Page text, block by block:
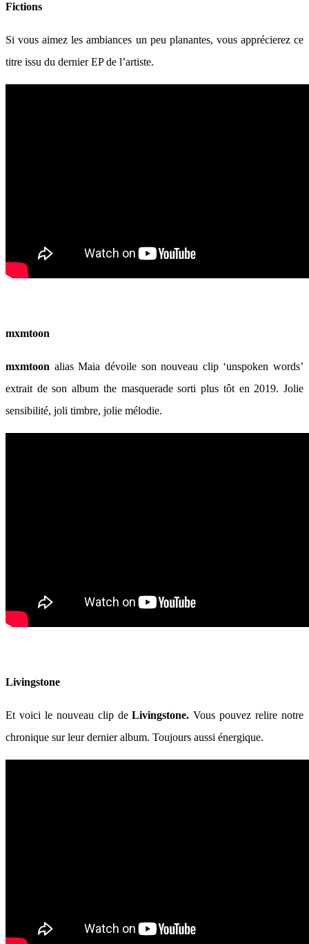
Fictions
Si vous aimez les ambiances un peu planantes, vous apprécierez ce
titre issu du dernier EP de l’artiste.
mxmtoon
mxmtoon alias Maia dévoile son nouveau clip ‘unspoken words’
extrait de son album the masquerade sorti plus tôt en 2019. Jolie
sensibilité, joli timbre, jolie mélodie.
Livingstone
Et voici le nouveau clip deLivingstone.Vous pouvez relire notre
chronique sur leur dernier album. Toujours aussi énergique.